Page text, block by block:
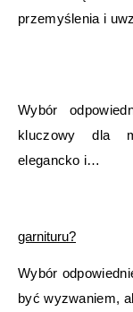
przemyślenia i
Wybór
kluczowy dla
elegancko i…
garnituru?
Wybór
być wyzwaniem,